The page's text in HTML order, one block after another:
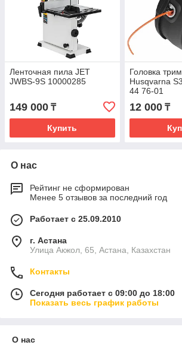
Ленточная пила JET
JWBS-9S 10000285
149 000 ₸
Купить
Головка
Husqvarna
44 76-01
12 000₸
О нас
Рейтинг не сформирован
Менее 5 отзывов за последний год
Работает с 25.09.2010
г. Астана
Улица Акжол, 65, Астана, Казахстан
Контакты
Сегодня работает с 09:00 до 18:00
Показать весь график работы
О нас